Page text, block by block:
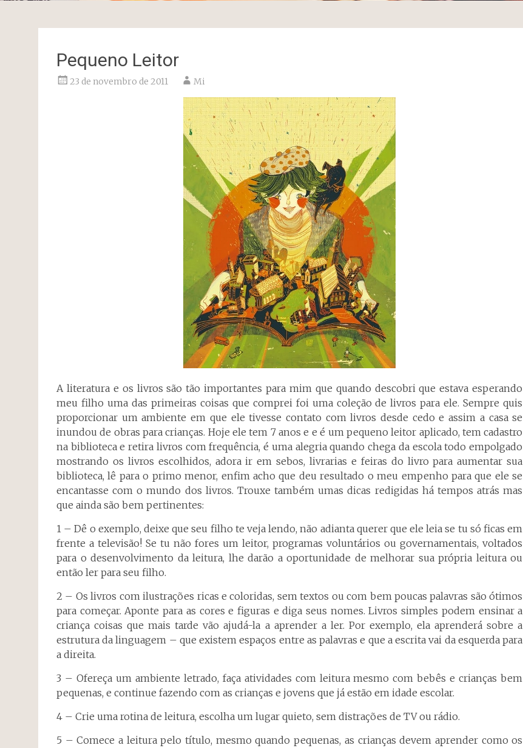
Pequeno Leitor
23 de novembro de 2011 Mi
A literatura e os livros são tão importantes para mim que quando descobri que estava esperando
meu filho uma das primeiras coisas que comprei foi uma coleção de livros para ele. Sempre quis
proporcionar um ambiente em que ele tivesse contato com livros desde cedo e assim a casa se
inundou de obras para crianças. Hoje ele tem 7 anos e e é um pequeno leitor aplicado, tem cadastro
na biblioteca e retira livros com frequência, é uma alegria quando chega da escola todo empolgado
mostrando os livros escolhidos, adora ir em sebos, livrarias e feiras do livro para aumentar sua
biblioteca, lê para o primo menor, enfim acho que deu resultado o meu empenho para que ele se
encantasse com o mundo dos livros. Trouxe também umas dicas redigidas há tempos atrás mas
que ainda são bem pertinentes:
1 – Dê o exemplo, deixe que seu filho te veja lendo, não adianta querer que ele leia se tu só ficas em
frente a televisão! Se tu não fores um leitor, programas voluntários ou governamentais, voltados
para o desenvolvimento da leitura, lhe darão a oportunidade de melhorar sua própria leitura ou
então ler para seu filho.
2 – Os livros com ilustrações ricas e coloridas, sem textos ou com bem poucas palavras são ótimos
para começar. Aponte para as cores e figuras e diga seus nomes. Livros simples podem ensinar a
criança coisas que mais tarde vão ajudá-la a aprender a ler. Por exemplo, ela aprenderá sobre a
estrutura da linguagem – que existem espaços entre as palavras e que a escrita vai da esquerda para
a direita.
3 – Ofereça um ambiente letrado, faça atividades com leitura mesmo com bebês e crianças bem
pequenas, e continue fazendo com as crianças e jovens que já estão em idade escolar.
4 – Crie uma rotina de leitura, escolha um lugar quieto, sem distrações de TV ou rádio.
5 – Comece a leitura pelo título, mesmo quando pequenas, as crianças devem aprender como os